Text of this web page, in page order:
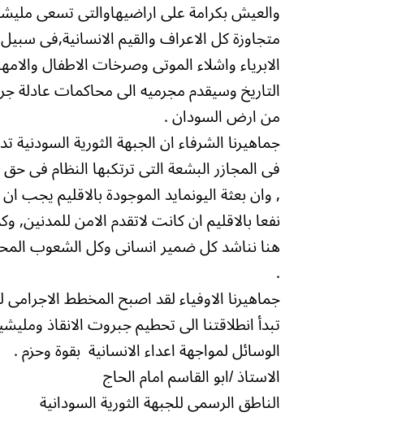
والعيش بكرامة على اراضيهاوالتى تسعى
متجاوزة كل الاعراف والقيم الانسانية,فى
الابرياء واشلاء الموتى وصرخات الاطفال
التاريخ وسيقدم مجرميه الى محاكمات عادلة
من ارض السودان .
جماهيرنا الشرفاء ان الجبهة الثورية
فى المجازر البشعة التى ترتكبها النظام فى
, وان بعثة اليونمايد الموجودة بالاقليم يجب
نفعا بالاقليم ان كانت لاتقدم الامن
هنا نناشد كل ضمير انسانى وكل الشعوب
.
جماهيرنا الاوفياء لقد اصبح المخطط
تبدأ انطلاقتنا الى تحطيم جبروت الانقاذ
الوسائل لمواجهة اعداء الانسانية بقوة وحزم .
الاستاذ /ابو القاسم امام الحاج
الناطق الرسمى للجبهة الثورية السودانية